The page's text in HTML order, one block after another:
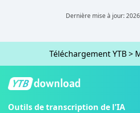
Dernière mise à jour:
Téléchargement YTB>
Outils de transcription de l'IA